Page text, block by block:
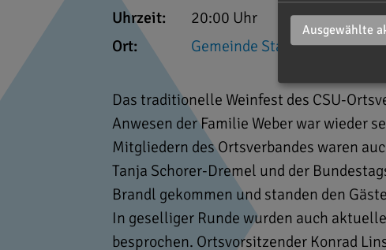
Uhrzeit:
20:00 Uhr
Ort:
Gemeinde Stammham
Das traditionelle Weinfest des CSU-
Anwesen der Familie Weber war wieder
Mitgliedern des Ortsverbandes waren
Tanja Schorer-Dremel und der
Brandl gekommen und standen den
In geselliger Runde wurden auch
besprochen. Ortsvorsitzender Konrad
Ausgewählte